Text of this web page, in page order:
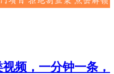
频，一分钟一条，